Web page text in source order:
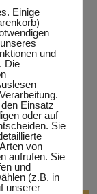
ist nur
Einige
und
Die
Einsatz
oder auf
Sie
von
aufrufen. Sie
und
(z.B. in
unserer